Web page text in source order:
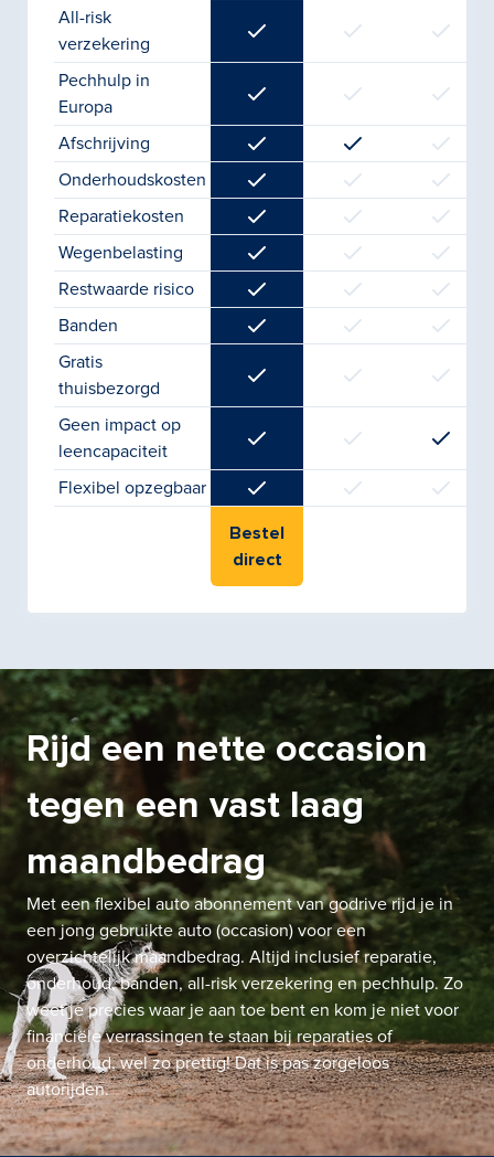
All-risk
verzekering
Pechhulp in
Europa
Afschrijving
Onderhoudskosten
Reparatiekosten
Wegenbelasting
Restwaarde risico
Banden
Gratis
thuisbezorgd
Geen impact op
leencapaciteit
Flexibel opzegbaar
Bestel
direct
Rijd een nette occasion
tegen een vast laag
maandbedrag
Met een flexibel auto abonnement van godrive rijd je in
een jong gebruikte auto (occasion) voor een
overzichtelijk maandbedrag. Altijd inclusief reparatie,
onderhoud, banden, all-risk verzekering en pechhulp. Zo
weet je precies waar je aan toe bent en kom je niet voor
financiële verrassingen te staan bij reparaties of
onderhoud, wel zo prettig! Dat is pas zorgeloos
autorijden.